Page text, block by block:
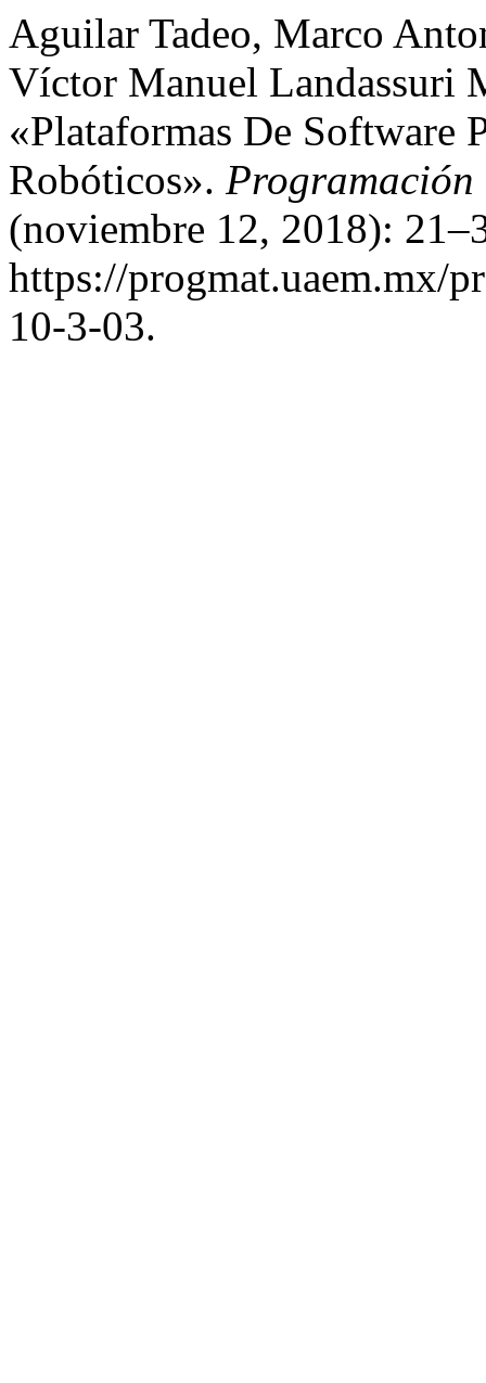
Aguilar Tadeo, Marco
Víctor Manuel Landassuri
«Plataformas De Software
Robóticos». Programación
(noviembre 12, 2018):
https://progmat.uaem.mx/
10-3-03.